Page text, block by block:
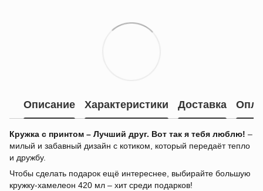
Описание Характеристики Доставка
Кружка с принтом – Лучший друг. Вот так я тебя люблю! –
милый и забавный дизайн с котиком, который передаёт тепло
и дружбу.
Чтобы сделать подарок ещё интереснее, выбирайте большую
кружку-хамелеон 420 мл – хит среди подарков!